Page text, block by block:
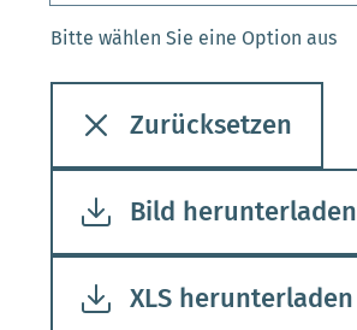
Bitte wählen Sie eine Option aus
Bitte wählen Sie eine Option aus
Zurücksetzen
Bild herunterladen
XLS herunterladen